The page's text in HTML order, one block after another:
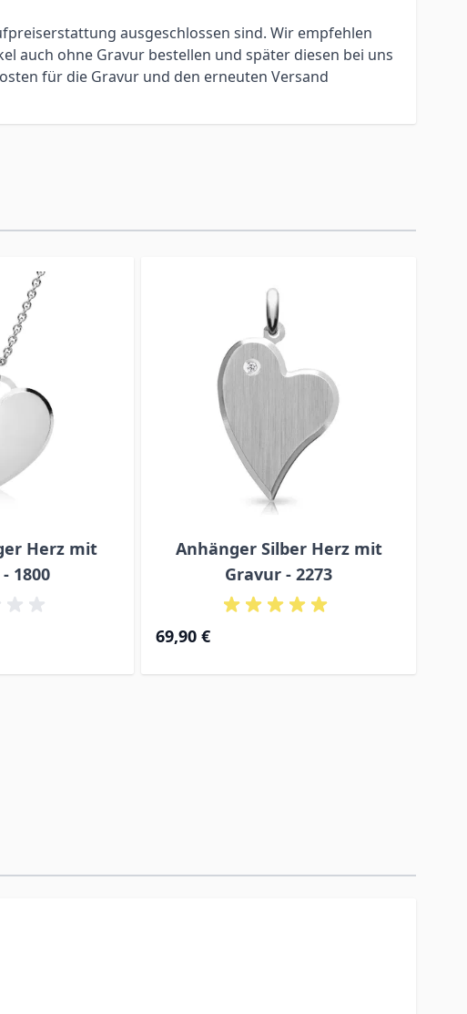
ausgeschlossen sind. Wir empfehlen
auch ohne Gravur bestellen und später diesen bei uns
für die Gravur und den erneuten Versand
Herz mit
1800
Anhänger Silber Herz mit
Gravur - 2273
69,90 €